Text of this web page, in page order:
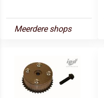
Meerdere shops